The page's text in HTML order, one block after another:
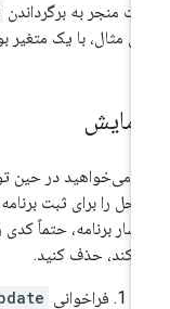
منجر به برگرداندن
مثال، با یک متغیر بولی.
می‌خواهید در حین
را برای ثبت
برنامه، حتماً کدی
حذف کنید.
فراخوانی